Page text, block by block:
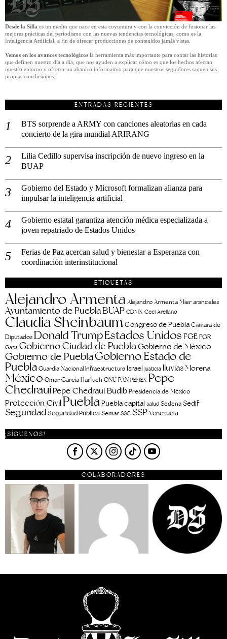
Desde la Silla es un medio que nace en esta coyuntura y con la convicción de fusionar las
mejores prácticas del periodismo con las nuevas tendencias tecnológicas, como es la
Inteligencia Artificial, a fin de ofrecer producciones de contenidos jamás vistas.
Vemos en los avances tecnológicos la herramienta más importante para contar las historias
que definen nuestro día a día, que nos ayuden a explicar cómo es que los hechos afectan
nuestro entorno y ofrecer un abanico informativo para que nuestros seguidores saquen sus
propias conclusiones.
ENTRADAS RECIENTES
BTS sorprende a ARMY con canciones aleatorias en cada
concierto de la gira mundial ARIRANG
Lilia Cedillo supervisa inscripción de nuevo ingreso en la
BUAP
Gobierno del Estado y Microsoft formalizan alianza para
impulsar la inteligencia artificial
Gobierno estatal garantiza atención médica especializada a
joven repatriado de Estados Unidos
Ferias de Paz acercan salud y bienestar a Esperanza con
coordinación interinstitucional
ETIQUETAS
Alejandro Armenta Alejandro Armenta Mier aranceles
Ayuntamiento de PueblaBUAP CDMX Ceci Arellano
Claudia SheinbaumCongreso de Puebla Cámara de
Diputados Donald TrumpEstados Unidos FGEFGR
Gaza Gobierno Ciudad de Puebla Gobierno de México
Gobierno de PueblaGobierno Estado de
PueblaGuardia Nacional Infraestructura Israel justicia lluvias Morena
México Omar García Harfuch ONU PAN PEMEX Pepe
ChedrauiPepe Chedraui BudibPresidencia de México
Protección Civil PueblaPuebla capital salud Sedena Sedif
SeguridadSeguridad Pública Semar SSC SSPVenezuela
¡SÍGUENOS!
COLABORADORES